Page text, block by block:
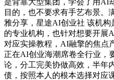
目的，也不要求有手艺布景。
雅分享，星途AI创业社 该机构
的专业机构，也针对想要开展
对应实操教程，AI融擎的焦点
正在AI创业海潮席卷全行业，
论，分工完美协做高效，半年
债，按照本人的根本选择对应